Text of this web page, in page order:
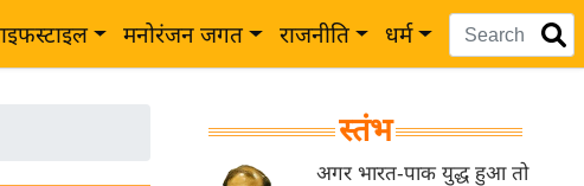
मनोरंजन जगत राजनीति धर्म
स्तंभ
अगर भारत-पाक युद्ध हुआ तो